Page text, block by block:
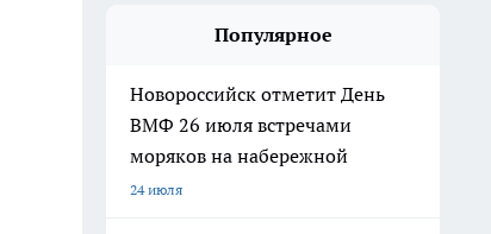
Популярное
Новороссийск отметит День
ВМФ 26 июля встречами
моряков на набережной
24 июля